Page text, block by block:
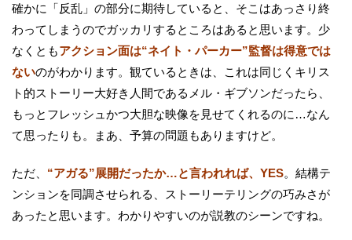
確かに「反乱」の部分に期待していると、そこはあっさり終
わってしまうのでガッカリするところはあると思います。少
なくともアクション面は“ネイト・パーカー”監督は得意では
ないのがわかります。観ているときは、これは同じくキリス
ト的ストーリー大好き人間であるメル・ギブソンだったら、
もっとフレッシュかつ大胆な映像を見せてくれるのに…なん
て思ったりも。まあ、予算の問題もありますけど。
ただ、 “アガる”展開だったか…と言われれば、YES。結構テ
ンションを同調させられる、ストーリーテリングの巧みさが
あったと思います。わかりやすいのが説教のシーンですね。